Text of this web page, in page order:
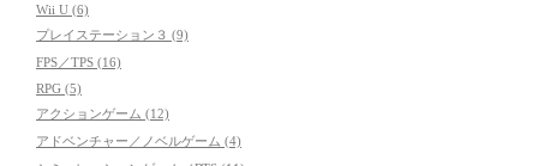
Wii U (6)
プレイステーション３ (9)
FPS／TPS (16)
RPG (5)
アクションゲーム (12)
アドベンチャー／ノベルゲーム (4)